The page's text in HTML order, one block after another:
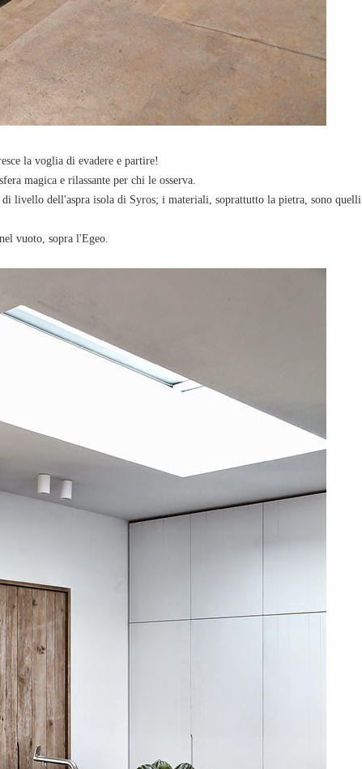
la voglia di evadere e partire!
magica e rilassante per chi le osserva.
di livello dell'aspra isola di Syros; i materiali, soprattutto la pietra, sono quelli
vuoto, sopra l'Egeo.